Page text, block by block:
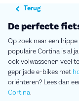
Terug
De perfecte
Op zoek naar een
populaire Cortina is al
ook volwassenen veel
geprijsde e-bikes met
oriënteren? Lees dan
Cortina.